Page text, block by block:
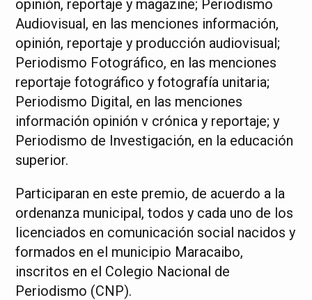
opinión, reportaje y magazine; Periodismo
Audiovisual, en las menciones información,
opinión, reportaje y producción audiovisual;
Periodismo Fotográfico, en las menciones
reportaje fotográfico y fotografía unitaria;
Periodismo Digital, en las menciones
información opinión v crónica y reportaje; y
Periodismo de Investigación, en la educación
superior.
Participaran en este premio, de acuerdo a la
ordenanza municipal, todos y cada uno de los
licenciados en comunicación social nacidos y
formados en el municipio Maracaibo,
inscritos en el Colegio Nacional de
Periodismo (CNP).